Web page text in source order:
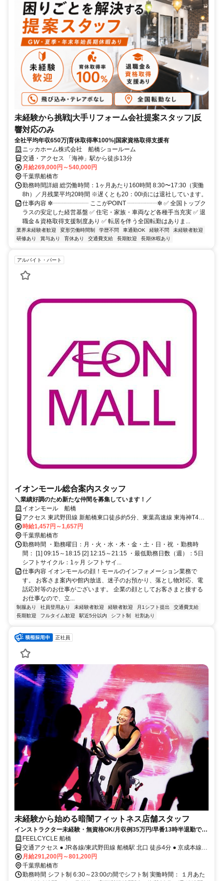
未経験から挑戦|大手リフォーム会社提案スタッフ|反
響対応のみ
全社平均年収650万|育休取得率100%|国家資格取得支援有
ニッカホーム株式会社 船橋ショールーム
交通・アクセス 「海神」駅から徒歩13分
月給269,000円～540,000円
千葉県船橋市
勤務時間詳細 総労働時間：1ヶ月あたり160時間 8:30〜17:30（実働
8h）／月残業平均20時間 ※遅くとも20：00頃には退社しています。
仕事内容 ✼┈┈┈┈┈┈ ここがPOINT ┈┈┈┈┈✼ ✅ 全国トップク
ラスの安定した経営基盤 ✅ 住宅・家族・車両など各種手当充実 ✅ 退
職金＆資格取得支援制度あり ✅ 転居を伴う全国転勤はありま...
業界未経験者歓迎 変形労働時間制 学歴不問 車通勤OK 経験不問
未経験者歓迎
研修あり
賞与あり 育休あり 交通費支給 長期歓迎 長期休暇あり
アルバイト・パート
イオンモール総合案内スタッフ
＼業績好調のため新たな仲間を募集しています！／
イオンモール 船橋
アクセス 東武野田線 新船橋東口徒歩約5分、東葉高速線 東海神T4口
徒歩約12分、東武野田線 塚田西口徒歩約13分 「新船橋駅」改札すぐ
※「船橋駅」よりバス有
時給1,457円～1,657円
千葉県船橋市
勤務時間 ・勤務曜日：月・火・水・木・金・土・日・祝 ・勤務時
間： [1] 09:15～18:15 [2] 12:15～21:15 ・最低勤務日数（週）：5日
シフトサイクル：1ヶ月 シフトサイ...
仕事内容 イオンモールの顔！モールのインフォメーション業務で
す。 お客さま案内や館内放送、迷子のお預かり、落とし物対応、電
話応対等のお仕事がございます。 企業の顔としてお客さまと接する
お仕事なので、立...
制服あり 社員登用あり 未経験者歓迎 経験者歓迎 月1シフト提出
交通費支給
長期歓迎
フルタイム歓迎 駅近5分以内 シフト制 社割あり
正社員
未経験から始める暗闇フィットネス店舗スタッフ
インストラクター未経験・無資格OK/月収例35万円/早番13時半退勤でプ
ライベート充実
FEELCYCLE 船橋
交通アクセス ● JR各線/東武野田線 船橋駅 北口 徒歩4分 ● 京成本線
京成船橋駅 東口改札 徒歩7分
月給291,200円～801,200円
千葉県船橋市
勤務時間 シフト制 6:30～23:00の間でシフト制 実働時間： １月あた